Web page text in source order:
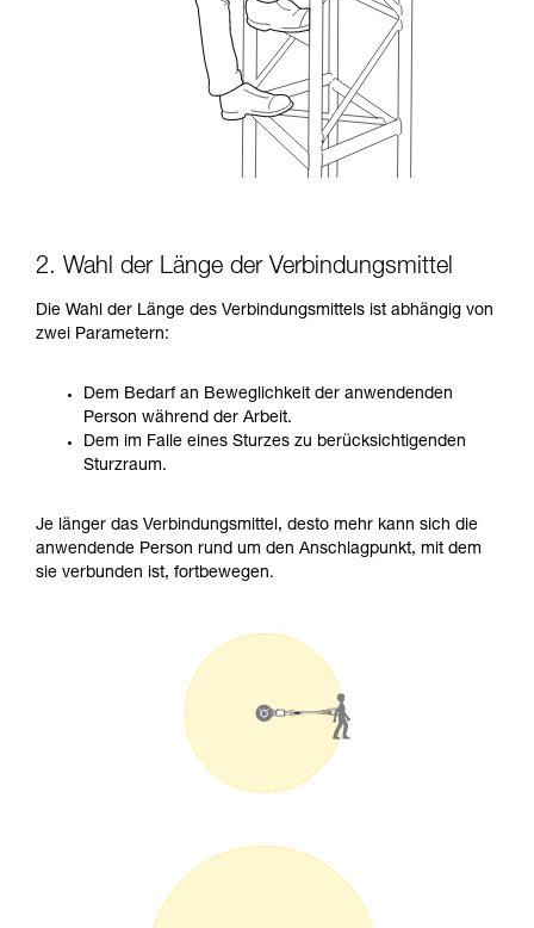
2. Wahl der Länge der Verbindungsmittel
Die Wahl der Länge des Verbindungsmittels ist abhängig von
zwei Parametern:
Dem Bedarf an Beweglichkeit der anwendenden
Person während der Arbeit.
Dem im Falle eines Sturzes zu berücksichtigenden
Sturzraum.
Je länger das Verbindungsmittel, desto mehr kann sich die
anwendende Person rund um den Anschlagpunkt, mit dem
sie verbunden ist, fortbewegen.